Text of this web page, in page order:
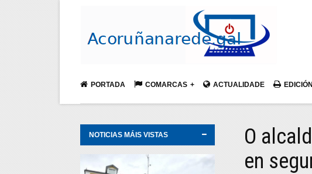
PORTADA COMARCAS ACTUALIDADE
O
en
NOTICIAS MÁIS VISTAS